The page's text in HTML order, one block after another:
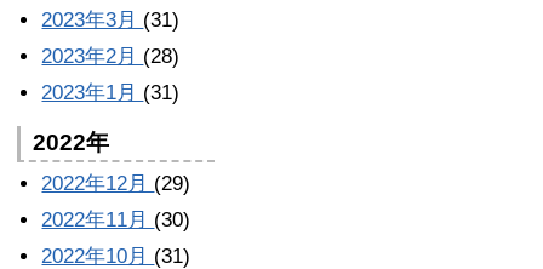
2023年3月 (31)
2023年2月 (28)
2023年1月 (31)
2022年
2022年12月 (29)
2022年11月 (30)
2022年10月 (31)